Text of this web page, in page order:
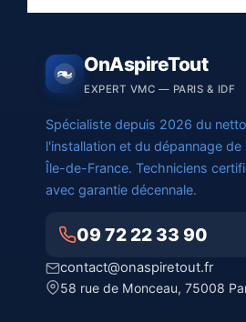
OnAspireTout
EXPERT VMC — PARIS & IDF
Spécialiste depuis 2026 du
l'installation et du dépannage de
Île-de-France. Techniciens
avec garantie décennale.
09 72 22 33 90
contact@onaspiretout.fr
58 rue de Monceau, 75008